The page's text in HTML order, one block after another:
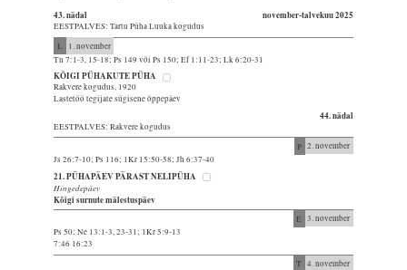
43. nädal november-talvekuu 2025
EESTPALVES: Tartu Püha Luuka kogudus
L
1. november
Tn 7:1-3, 15-18; Ps 149 või Ps 150; Ef 1:11-23; Lk 6:20-31
KÕIGI PÜHAKUTE PÜHA
Rakvere kogudus, 1920
Lastetöö tegijate sügisene õppepäev
44. nädal
EESTPALVES: Rakvere kogudus
P 2. november
Js 26:7-10; Ps 116; 1Kr 15:50-58; Jh 6:37-40
21. PÜHAPÄEV PÄRAST NELIPÜHA
Hingedepäev
Kõigi surnute mälestuspäev
E 3. november
Ps 50; Ne 13:1-3, 23-31; 1Kr 5:9-13
7:46 16:23
T 4. november